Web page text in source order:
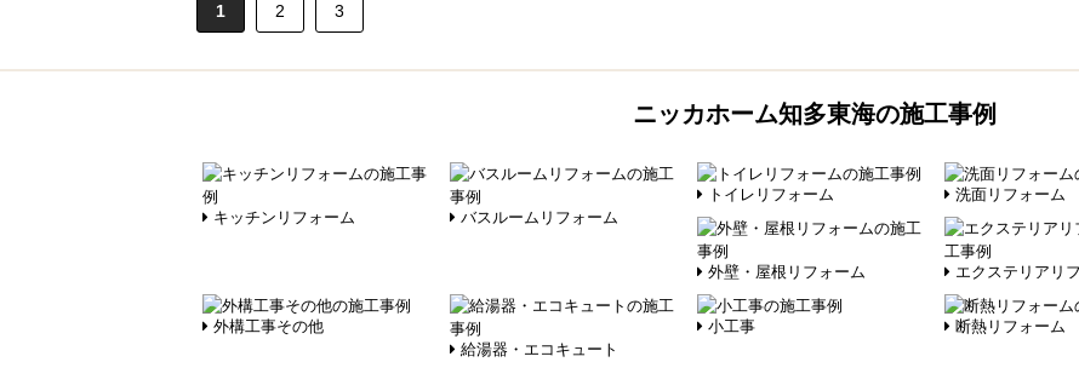
1 2 3
ニッカホーム知多東海の施工事例
キッチンリフォーム バスルームリフォーム
トイレリフォーム 洗面リフォーム
外壁・屋根リフォーム エクステリアリ
外構工事その他
給湯器・エコキュート
小工事 断熱リフォーム